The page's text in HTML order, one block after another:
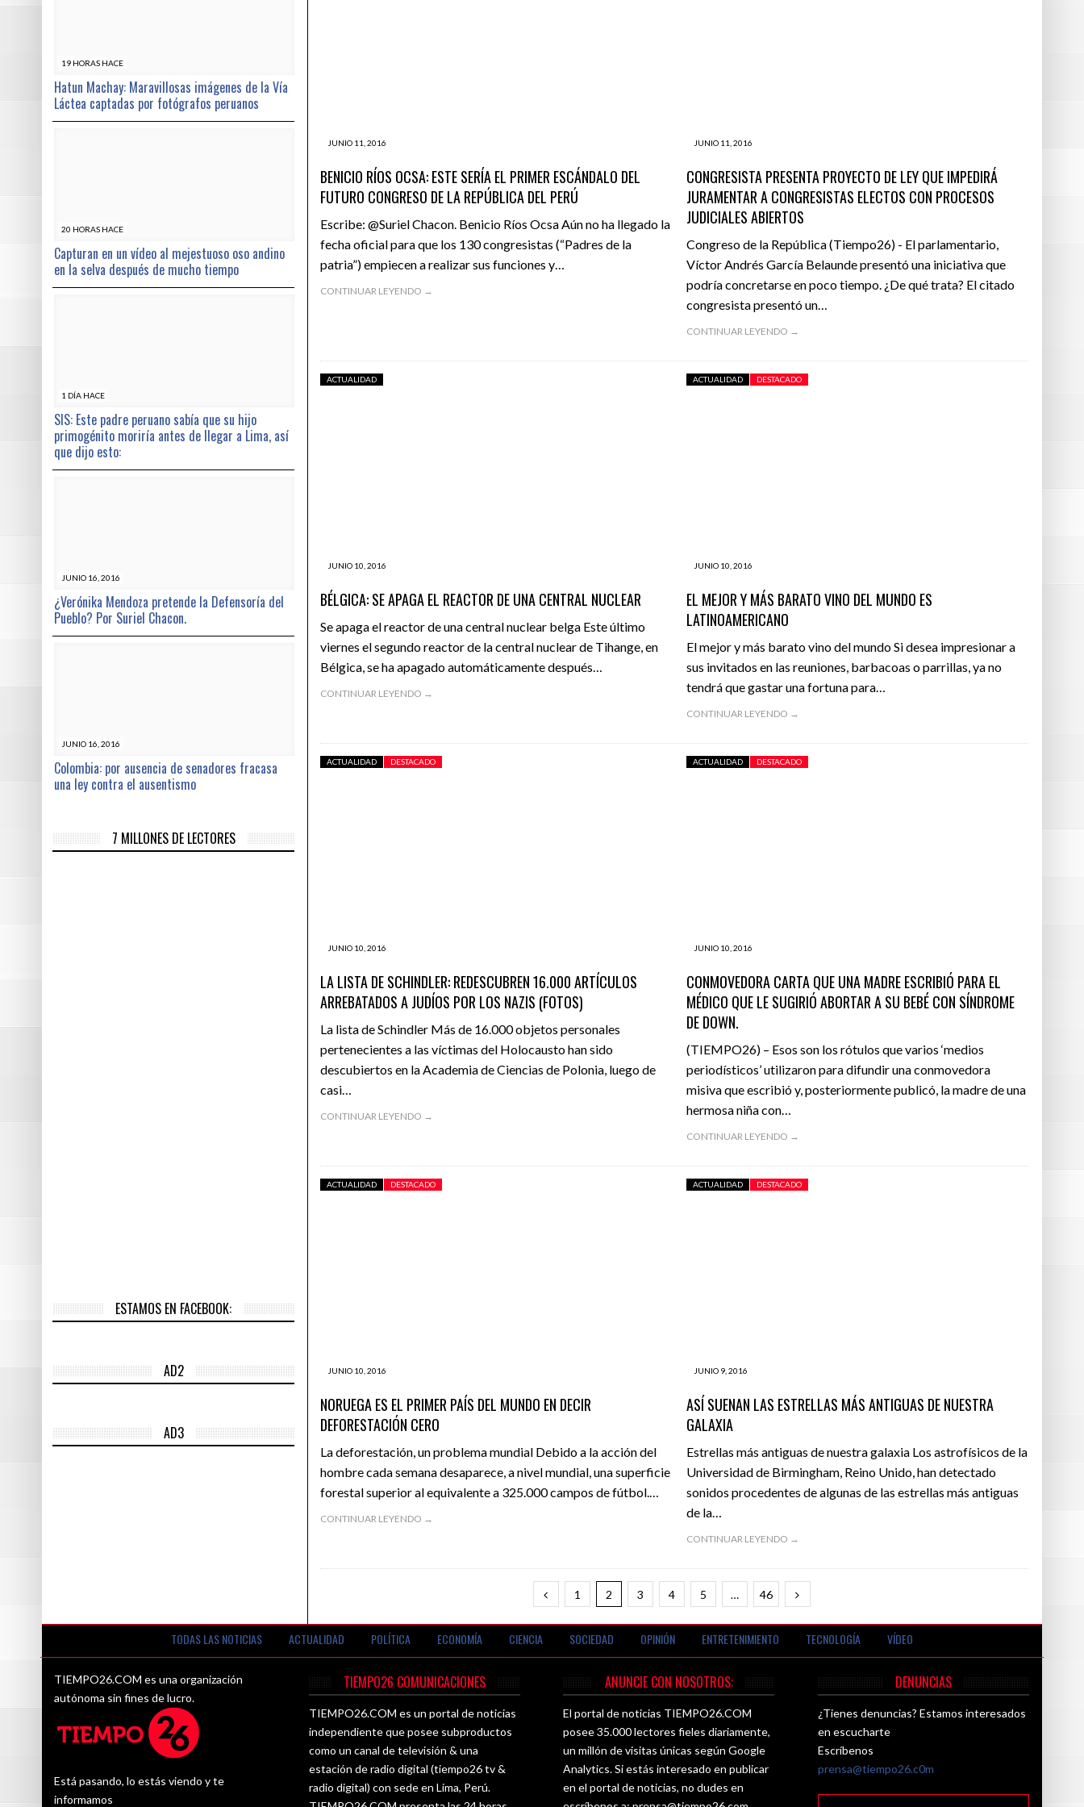
JUNIO 11, 2016
BENICIO RÍOS OCSA: ESTE SERÍA EL PRIMER ESCÁNDALO DEL
FUTURO CONGRESO DE LA REPÚBLICA DEL PERÚ
Escribe: @Suriel Chacon. Benicio Ríos Ocsa Aún no ha llegado la
fecha oficial para que los 130 congresistas (“Padres de la
patria”) empiecen a realizar sus funciones y…
CONTINUAR LEYENDO →
JUNIO 11, 2016
CONGRESISTA PRESENTA PROYECTO DE LEY QUE IMPEDIRÁ
JURAMENTAR A CONGRESISTAS ELECTOS CON PROCESOS
JUDICIALES ABIERTOS
Congreso de la República (Tiempo26) - El parlamentario,
Víctor Andrés García Belaunde presentó una iniciativa que
podría concretarse en poco tiempo. ¿De qué trata? El citado
congresista presentó un…
CONTINUAR LEYENDO →
JUNIO 10, 2016
ACTUALIDAD
BÉLGICA: SE APAGA EL REACTOR DE UNA CENTRAL NUCLEAR
Se apaga el reactor de una central nuclear belga Este último
viernes el segundo reactor de la central nuclear de Tihange, en
Bélgica, se ha apagado automáticamente después…
CONTINUAR LEYENDO →
JUNIO 10, 2016
ACTUALIDAD DESTACADO
EL MEJOR Y MÁS BARATO VINO DEL MUNDO ES
LATINOAMERICANO
El mejor y más barato vino del mundo Si desea impresionar a
sus invitados en las reuniones, barbacoas o parrillas, ya no
tendrá que gastar una fortuna para…
CONTINUAR LEYENDO →
JUNIO 10, 2016
ACTUALIDAD DESTACADO
LA LISTA DE SCHINDLER: REDESCUBREN 16.000 ARTÍCULOS
ARREBATADOS A JUDÍOS POR LOS NAZIS (FOTOS)
La lista de Schindler Más de 16.000 objetos personales
pertenecientes a las víctimas del Holocausto han sido
descubiertos en la Academia de Ciencias de Polonia, luego de
casi…
CONTINUAR LEYENDO →
JUNIO 10, 2016
ACTUALIDAD DESTACADO
CONMOVEDORA CARTA QUE UNA MADRE ESCRIBIÓ PARA EL
MÉDICO QUE LE SUGIRIÓ ABORTAR A SU BEBÉ CON SÍNDROME
DE DOWN.
(TIEMPO26) – Esos son los rótulos que varios ‘medios
periodísticos’ utilizaron para difundir una conmovedora
misiva que escribió y, posteriormente publicó, la madre de una
hermosa niña con…
CONTINUAR LEYENDO →
JUNIO 10, 2016
ACTUALIDAD DESTACADO
NORUEGA ES EL PRIMER PAÍS DEL MUNDO EN DECIR
DEFORESTACIÓN CERO
La deforestación, un problema mundial Debido a la acción del
hombre cada semana desaparece, a nivel mundial, una superficie
forestal superior al equivalente a 325.000 campos de fútbol.…
CONTINUAR LEYENDO →
JUNIO 9, 2016
ACTUALIDAD DESTACADO
ASÍ SUENAN LAS ESTRELLAS MÁS ANTIGUAS DE NUESTRA
GALAXIA
Estrellas más antiguas de nuestra galaxia Los astrofísicos de la
Universidad de Birmingham, Reino Unido, han detectado
sonidos procedentes de algunas de las estrellas más antiguas
de la…
CONTINUAR LEYENDO →
1 2 3 4 5 … 46
19 HORAS HACE
Hatun Machay: Maravillosas imágenes de la Vía
Láctea captadas por fotógrafos peruanos
20 HORAS HACE
Capturan en un vídeo al mejestuoso oso andino
en la selva después de mucho tiempo
1 DÍA HACE
SIS: Este padre peruano sabía que su hijo
primogénito moriría antes de llegar a Lima, así
que dijo esto:
JUNIO 16, 2016
¿Verónika Mendoza pretende la Defensoría del
Pueblo? Por Suriel Chacon.
JUNIO 16, 2016
Colombia: por ausencia de senadores fracasa
una ley contra el ausentismo
7 MILLONES DE LECTORES
ESTAMOS EN FACEBOOK:
AD2
AD3
TODAS LAS NOTICIAS ACTUALIDAD POLÍTICA ECONOMÍA CIENCIA SOCIEDAD OPINIÓN ENTRETENIMIENTO TECNOLOGÍA VÍDEO
TIEMPO26.COM es una organización
autónoma sin fines de lucro.
Está pasando, lo estás viendo y te
informamos
TIEMPO26 COMUNICACIONES
TIEMPO26.COM es un portal de noticias
independiente que posee subproductos
como un canal de televisión & una
estación de radio digital (tiempo26 tv &
radio digital) con sede en Lima, Perú.
ANUNCIE CON NOSOTROS:
El portal de noticias TIEMPO26.COM
posee 35.000 lectores fieles diariamente,
un millón de visitas únicas según Google
Analytics. Si estás interesado en publicar
en el portal de noticias, no dudes en
DENUNCIAS
¿Tienes denuncias? Estamos interesados
en escucharte
Escríbenos
prensa@tiempo26.c0m